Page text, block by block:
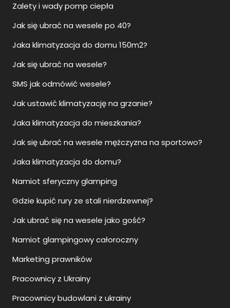
Zalety i wady pomp ciepła
Jak się ubrać na wesele po 40?
Jaka klimatyzacja do domu 150m2?
Jak się ubrać na wesele?
SMS jak odmówić wesele?
Jak ustawić klimatyzację na grzanie?
Jaka klimatyzacja do mieszkania?
Jak się ubrać na wesele mężczyzna na sportowo?
Jaka klimatyzacja do domu?
Namiot sferyczny glamping
Gdzie kupić rury ze stali nierdzewnej?
Jak ubrać się na wesele jako gość?
Namiot glampingowy całoroczny
Marketing prawników
Pracownicy z Ukrainy
Pracownicy budowlani z ukrainy